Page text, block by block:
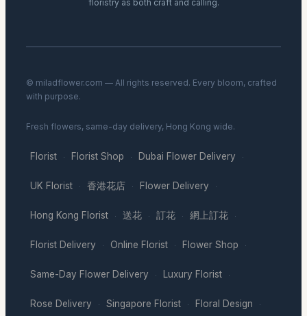
floristry as both craft and calling.
© miladflower.com — All rights reserved. Every bloom, crafted
with purpose.
Fresh flowers, same-day delivery, Hong Kong wide.
Florist · Florist Shop · Dubai Flower Delivery ·
UK Florist · 香港花店 · Flower Delivery ·
Hong Kong Florist · 送花 · 訂花 · 網上訂花 ·
Florist Delivery · Online Florist · Flower Shop ·
Same-Day Flower Delivery · Luxury Florist ·
Rose Delivery · Singapore Florist · Floral Design ·